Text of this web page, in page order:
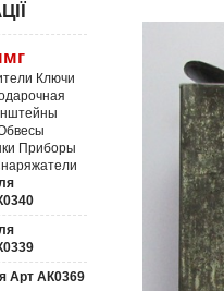
Ключи
Приборы
Арт АК0369